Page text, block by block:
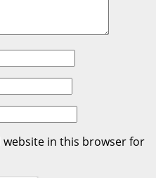
website in this browser for